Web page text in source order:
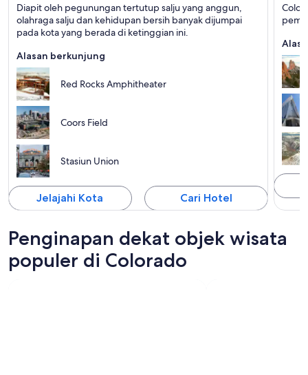
Terkenal dengan Olahraga, Teater, dan Musik
Langsung
Diapit oleh pegunungan tertutup salju yang anggun,
olahraga salju dan kehidupan bersih banyak dijumpai
pada kota yang berada di ketinggian ini.
Alasan berkunjung
Red Rocks Amphitheater
Coors Field
Stasiun Union
Jelajahi Kota Cari Hotel
Penginapan dekat objek wisata
populer di Colorado